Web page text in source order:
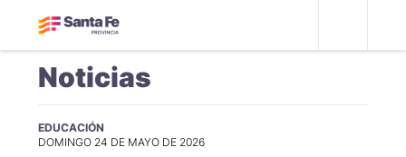
Noticias
EDUCACIÓN
DOMINGO 24 DE MAYO DE 2026